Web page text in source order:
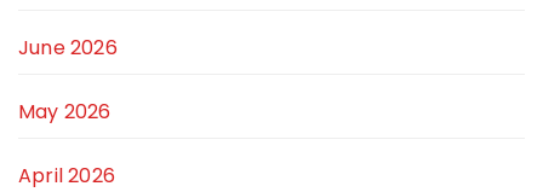
June 2026
May 2026
April 2026